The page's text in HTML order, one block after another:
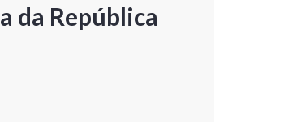
da República